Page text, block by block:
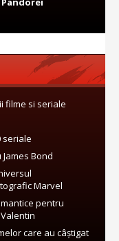
filme si seriale
seriale
James Bond
Marvel
pentru
care au câștigat